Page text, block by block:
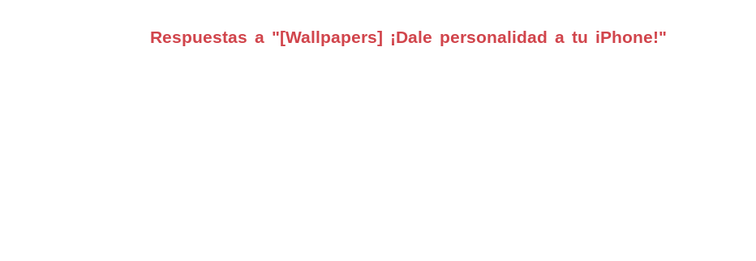
Respuestas a "[Wallpapers] ¡Dale personalidad a tu iPhone!"